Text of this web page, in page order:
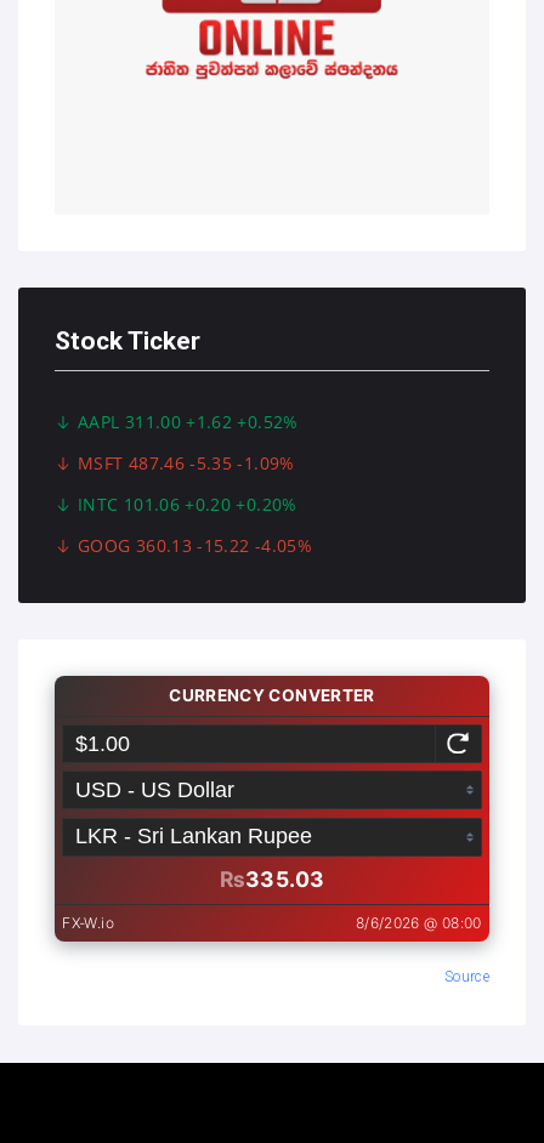
Stock Ticker
AAPL 311.00 +1.62 +0.52%
MSFT 487.46 -5.35 -1.09%
INTC 101.06 +0.20 +0.20%
GOOG 360.13 -15.22 -4.05%
Source